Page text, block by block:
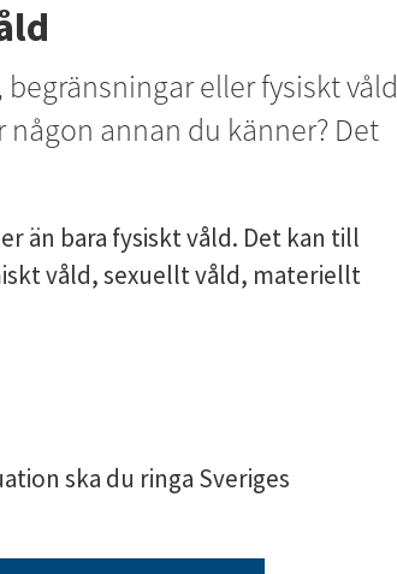
eller fysiskt våld
annan du känner? Det
än bara fysiskt våld. Det kan till
våld, sexuellt våld, materiellt
ska du ringa Sveriges